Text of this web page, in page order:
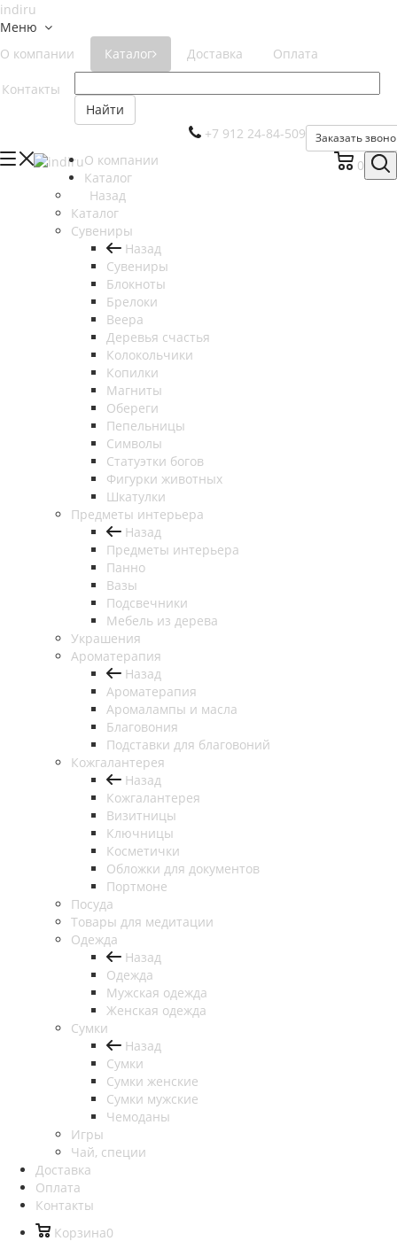
Меню
О компании
Каталог Доставка Оплата
Контакты
Найти
Заказать
+7 912 24-84-509
0
О компании
Каталог
Назад
Каталог
Сувениры
Назад
Сувениры
Блокноты
Брелоки
Веера
Деревья счастья
Колокольчики
Копилки
Магниты
Обереги
Пепельницы
Символы
Статуэтки богов
Фигурки животных
Шкатулки
Предметы интерьера
Назад
Предметы интерьера
Панно
Вазы
Подсвечники
Мебель из дерева
Украшения
Ароматерапия
Назад
Ароматерапия
Аромалампы и масла
Благовония
Подставки для благовоний
Кожгалантерея
Назад
Кожгалантерея
Визитницы
Ключницы
Косметички
Обложки для документов
Портмоне
Посуда
Товары для медитации
Одежда
Назад
Одежда
Мужская одежда
Женская одежда
Сумки
Назад
Сумки
Сумки женские
Сумки мужские
Чемоданы
Игры
Чай, специи
Доставка
Оплата
Контакты
Корзина0